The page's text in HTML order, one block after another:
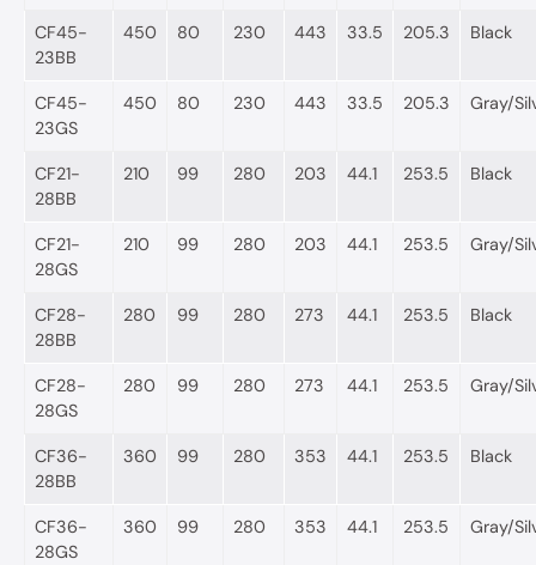
CF45-
23BB
450 80 230 443 33.5 205.3 Black
CF45-
23GS
450 80 230 443 33.5 205.3 Gray/
CF21-
28BB
210 99 280 203 44.1 253.5 Black
CF21-
28GS
210 99 280 203 44.1 253.5 Gray/
CF28-
28BB
280 99 280 273 44.1 253.5 Black
CF28-
28GS
280 99 280 273 44.1 253.5 Gray/
CF36-
28BB
360 99 280 353 44.1 253.5 Black
CF36-
28GS
360 99 280 353 44.1 253.5 Gray/